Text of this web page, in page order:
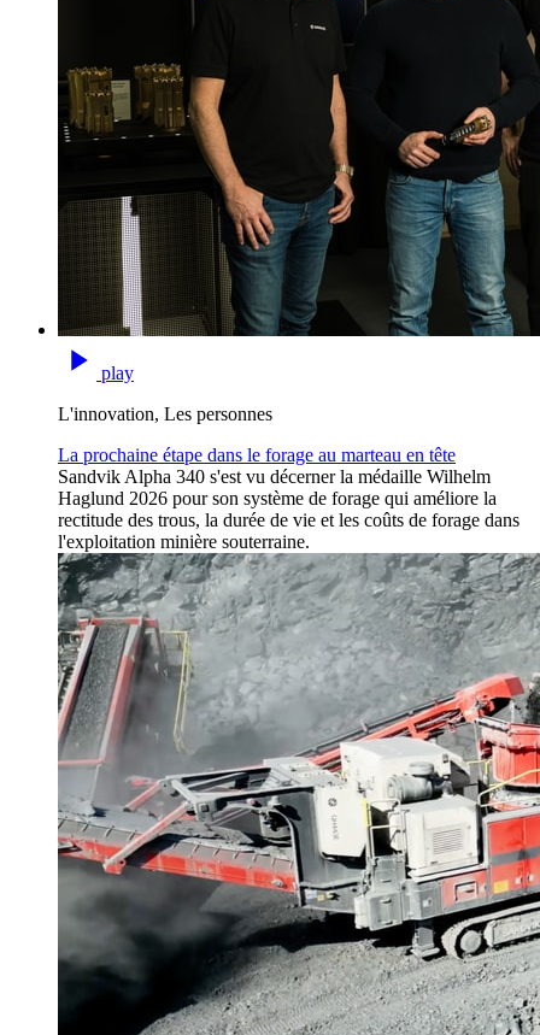
play
L'innovation, Les personnes
La prochaine étape dans le forage au marteau en tête
Sandvik Alpha 340 s'est vu décerner la médaille Wilhelm
Haglund 2026 pour son système de forage qui améliore la
rectitude des trous, la durée de vie et les coûts de forage dans
l'exploitation minière souterraine.